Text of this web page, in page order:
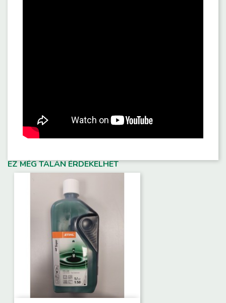
EZ MÉG TALÁN ÉRDEKELHET